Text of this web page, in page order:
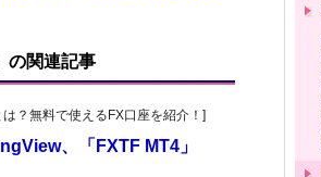
の関連記事
？無料で使えるFX口座を紹介！]
、「FXTF MT4」